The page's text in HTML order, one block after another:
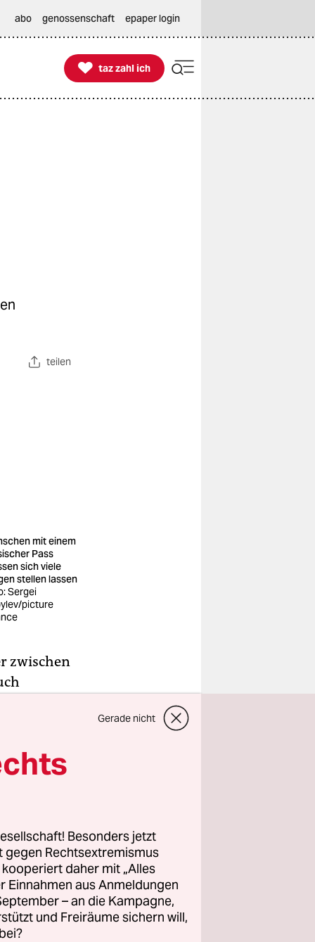
abo genossenschaft epaper login

taz zahl ich
taz zahl ich
teilen
mit einem
Pass
sich viele
stellen lassen
Sergei
picture
zwischen
zwei
haben,
In
nur
Gerade nicht
Besonders jetzt
gegen Rechtsextremismus
daher mit „Alles
Einnahmen aus Anmeldungen
– an die Kampagne,
und Freiräume sichern will,